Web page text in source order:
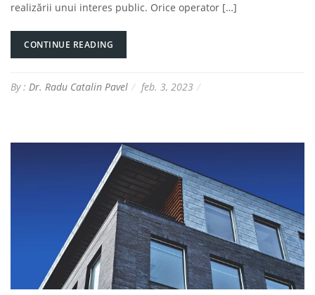
realizării unui interes public. Orice operator […]
CONTINUE READING
By : Dr. Radu Catalin Pavel feb. 3, 2023